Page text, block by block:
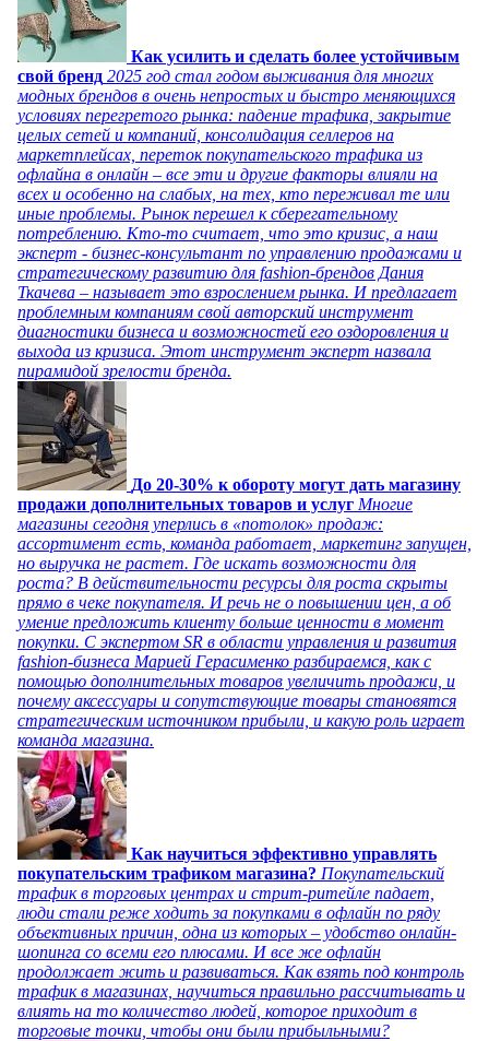
Как усилить и сделать более устойчивым
свой бренд 2025 год стал годом выживания для многих
модных брендов в очень непростых и быстро меняющихся
условиях перегретого рынка: падение трафика, закрытие
целых сетей и компаний, консолидация селлеров на
маркетплейсах, переток покупательского трафика из
офлайна в онлайн – все эти и другие факторы влияли на
всех и особенно на слабых, на тех, кто переживал те или
иные проблемы. Рынок перешел к сберегательному
потреблению. Кто-то считает, что это кризис, а наш
эксперт - бизнес-консультант по управлению продажами и
стратегическому развитию для fashion-брендов Дания
Ткачева – называет это взрослением рынка. И предлагает
проблемным компаниям свой авторский инструмент
диагностики бизнеса и возможностей его оздоровления и
выхода из кризиса. Этот инструмент эксперт назвала
пирамидой зрелости бренда.
До 20-30% к обороту могут дать магазину
продажи дополнительных товаров и услуг Многие
магазины сегодня уперлись в «потолок» продаж:
ассортимент есть, команда работает, маркетинг запущен,
но выручка не растет. Где искать возможности для
роста? В действительности ресурсы для роста скрыты
прямо в чеке покупателя. И речь не о повышении цен, а об
умение предложить клиенту больше ценности в момент
покупки. С экспертом SR в области управления и развития
fashion-бизнеса Марией Герасименко разбираемся, как с
помощью дополнительных товаров увеличить продажи, и
почему аксессуары и сопутствующие товары становятся
стратегическим источником прибыли, и какую роль играет
команда магазина.
Как научиться эффективно управлять
покупательским трафиком магазина? Покупательский
трафик в торговых центрах и стрит-ритейле падает,
люди стали реже ходить за покупками в офлайн по ряду
объективных причин, одна из которых – удобство онлайн-
шопинга со всеми его плюсами. И все же офлайн
продолжает жить и развиваться. Как взять под контроль
трафик в магазинах, научиться правильно рассчитывать и
влиять на то количество людей, которое приходит в
торговые точки, чтобы они были прибыльными?